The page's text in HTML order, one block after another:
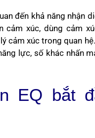
đến khả năng nhận
cảm xúc, dùng cảm
cảm xúc trong quan
lực, số khác nhấn
EQ bắt